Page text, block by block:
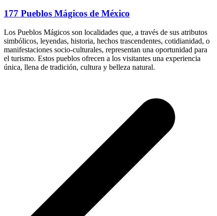
177 Pueblos Mágicos de México
Los Pueblos Mágicos son localidades que, a través de sus atributos
simbólicos, leyendas, historia, hechos trascendentes, cotidianidad, o
manifestaciones socio-culturales, representan una oportunidad para
el turismo. Estos pueblos ofrecen a los visitantes una experiencia
única, llena de tradición, cultura y belleza natural.